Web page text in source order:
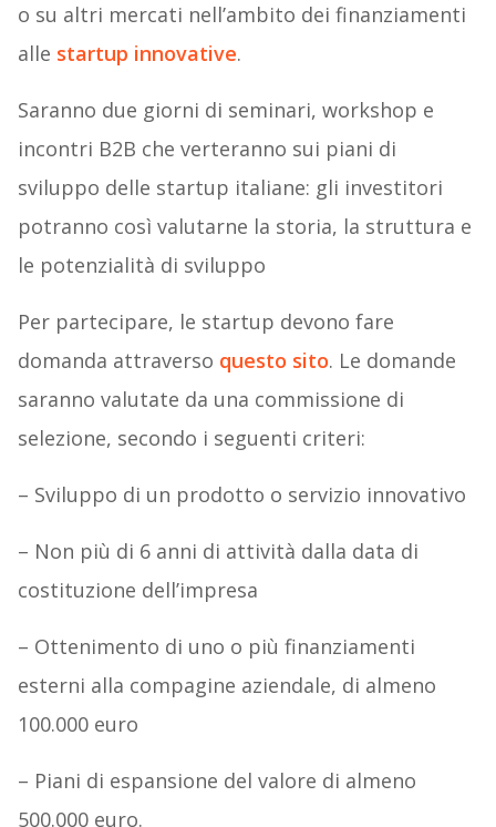
o su altri mercati nell’ambito dei finanziamenti
alle startup innovative.
Saranno due giorni di seminari, workshop e
incontri B2B che verteranno sui piani di
sviluppo delle startup italiane: gli investitori
potranno così valutarne la storia, la struttura e
le potenzialità di sviluppo
Per partecipare, le startup devono fare
domanda attraverso questo sito. Le domande
saranno valutate da una commissione di
selezione, secondo i seguenti criteri:
– Sviluppo di un prodotto o servizio innovativo
– Non più di 6 anni di attività dalla data di
costituzione dell’impresa
– Ottenimento di uno o più finanziamenti
esterni alla compagine aziendale, di almeno
100.000 euro
– Piani di espansione del valore di almeno
500.000 euro.